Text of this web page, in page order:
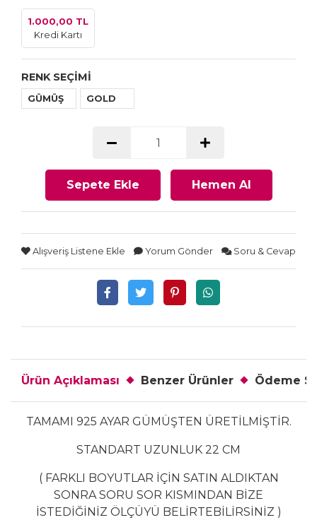
1.000,00 TL
Kredi Kartı
RENK SEÇİMİ
GÜMÜŞ GOLD
Sepete Ekle Hemen Al
Alışveriş Listene Ekle Yorum Gönder Soru & Cevap
Ürün Açıklaması Benzer Ürünler Ödeme
TAMAMI 925 AYAR GÜMÜŞTEN ÜRETİLMİŞTİR.
STANDART UZUNLUK 22 CM
( FARKLI BOYUTLAR İÇİN SATIN ALDIKTAN
SONRA SORU SOR KISMINDAN BİZE
İSTEDİĞİNİZ ÖLÇÜYÜ BELİRTEBİLİRSİNİZ )